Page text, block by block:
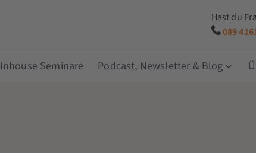
Hast du
089
Inhouse Seminare Podcast, Newsletter & Blog